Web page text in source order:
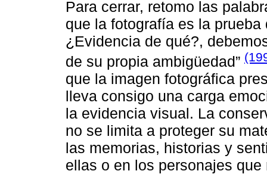
Para cerrar, retomo las
que la fotografía es la
¿Evidencia de qué?,
de su propia ambigüedad”
que la imagen fotográfica
lleva consigo una carga
la evidencia visual. La
no se limita a proteger su
las memorias, historias y
ellas o en los personajes que